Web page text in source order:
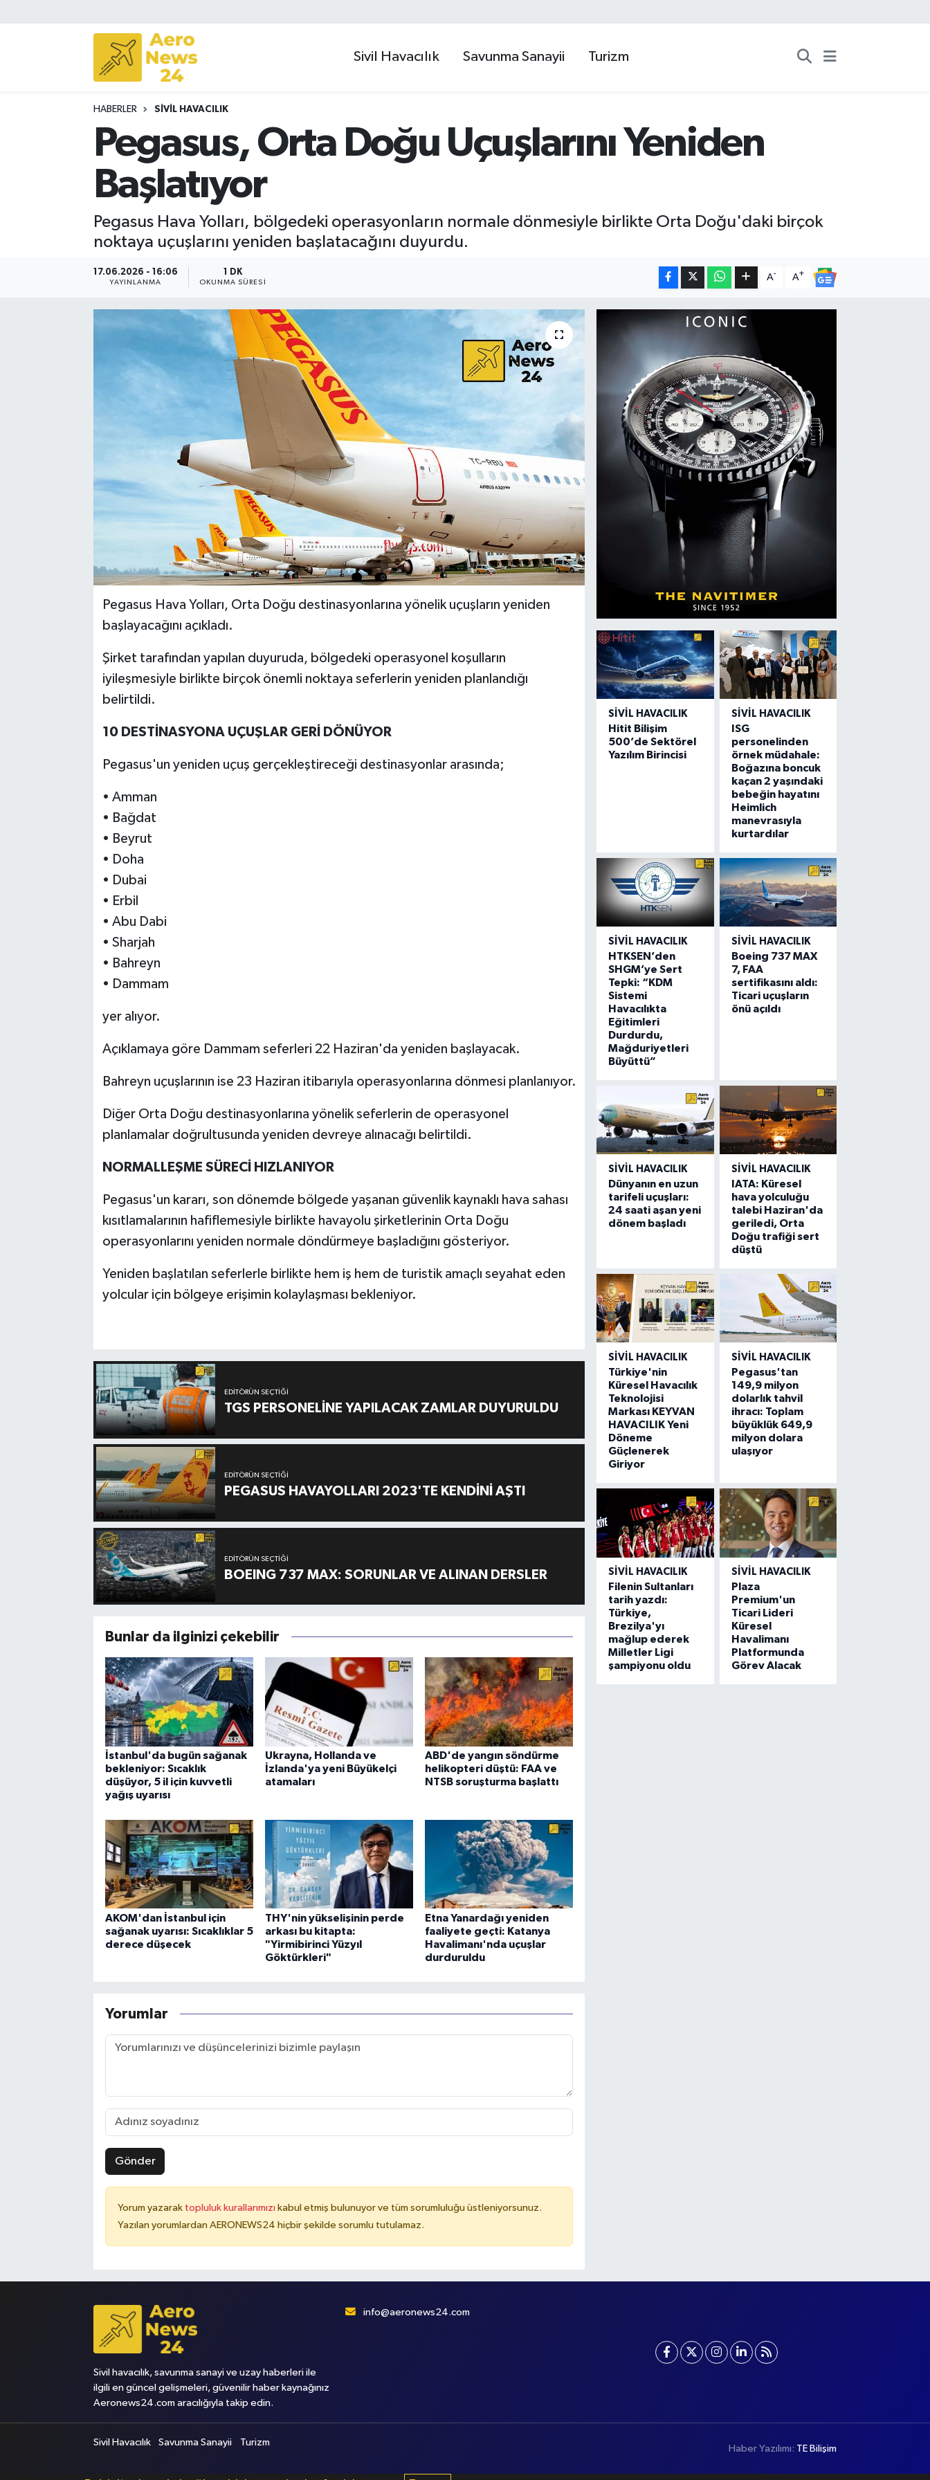
Sivil Havacılık Savunma Sanayii Turizm
HABERLER SIVIL HAVACILIK
Pegasus, Orta Doğu Uçuşlarını Yeniden
Başlatıyor
Pegasus Hava Yolları, bölgedeki operasyonların normale dönmesiyle birlikte Orta Doğu'daki birçok
noktaya uçuşlarını yeniden başlatacağını duyurdu.
17.06.2026 - 16:06
YAYINLANMA
1 DK
OKUNMA SÜRESI
A- A+
Pegasus Hava Yolları, Orta Doğu destinasyonlarına yönelik uçuşların yeniden
başlayacağını açıkladı.
Şirket tarafından yapılan duyuruda, bölgedeki operasyonel koşulların
iyileşmesiyle birlikte birçok önemli noktaya seferlerin yeniden planlandığı
belirtildi.
10 DESTİNASYONA UÇUŞLAR GERİ DÖNÜYOR
Pegasus'un yeniden uçuş gerçekleştireceği destinasyonlar arasında;
• Amman
• Bağdat
• Beyrut
• Doha
• Dubai
• Erbil
• Abu Dabi
• Sharjah
• Bahreyn
• Dammam
yer alıyor.
Açıklamaya göre Dammam seferleri 22 Haziran'da yeniden başlayacak.
Bahreyn uçuşlarının ise 23 Haziran itibarıyla operasyonlarına dönmesi planlanıyor.
Diğer Orta Doğu destinasyonlarına yönelik seferlerin de operasyonel
planlamalar doğrultusunda yeniden devreye alınacağı belirtildi.
NORMALLEŞME SÜRECİ HIZLANIYOR
Pegasus'un kararı, son dönemde bölgede yaşanan güvenlik kaynaklı hava sahası
kısıtlamalarının hafiflemesiyle birlikte havayolu şirketlerinin Orta Doğu
operasyonlarını yeniden normale döndürmeye başladığını gösteriyor.
Yeniden başlatılan seferlerle birlikte hem iş hem de turistik amaçlı seyahat eden
yolcular için bölgeye erişimin kolaylaşması bekleniyor.
EDITÖRÜN SEÇTIĞI
TGS PERSONELİNE YAPILACAK ZAMLAR DUYURULDU
EDITÖRÜN SEÇTIĞI
PEGASUS HAVAYOLLARI 2023'TE KENDİNİ AŞTI
EDITÖRÜN SEÇTIĞI
BOEING 737 MAX: SORUNLAR VE ALINAN DERSLER
Bunlar da ilginizi çekebilir
İstanbul'da bugün sağanak
bekleniyor: Sıcaklık
düşüyor, 5 il için kuvvetli
yağış uyarısı
Ukrayna, Hollanda ve
İzlanda'ya yeni Büyükelçi
atamaları
ABD'de yangın söndürme
helikopteri düştü: FAA ve
NTSB soruşturma başlattı
AKOM'dan İstanbul için
sağanak uyarısı: Sıcaklıklar 5
derece düşecek
THY'nin yükselişinin perde
arkası bu kitapta:
"Yirmibirinci Yüzyıl
Göktürkleri"
Etna Yanardağı yeniden
faaliyete geçti: Katanya
Havalimanı'nda uçuşlar
durduruldu
Yorumlar
Gönder
Yorum yazarak topluluk kurallarımızı kabul etmiş bulunuyor ve tüm sorumluluğu üstleniyorsunuz.
Yazılan yorumlardan AERONEWS24 hiçbir şekilde sorumlu tutulamaz.
SIVIL HAVACILIK
Hitit Bilişim
500’de Sektörel
Yazılım Birincisi
SIVIL HAVACILIK
ISG
personelinden
örnek müdahale:
Boğazına boncuk
kaçan 2 yaşındaki
bebeğin hayatını
Heimlich
manevrasıyla
kurtardılar
SIVIL HAVACILIK
HTKSEN’den
SHGM’ye Sert
Tepki: “KDM
Sistemi
Havacılıkta
Eğitimleri
Durdurdu,
Mağduriyetleri
Büyüttü”
SIVIL HAVACILIK
Boeing 737 MAX
7, FAA
sertifikasını aldı:
Ticari uçuşların
önü açıldı
SIVIL HAVACILIK
Dünyanın en uzun
tarifeli uçuşları:
24 saati aşan yeni
dönem başladı
SIVIL HAVACILIK
IATA: Küresel
hava yolculuğu
talebi Haziran'da
geriledi, Orta
Doğu trafiği sert
düştü
SIVIL HAVACILIK
Türkiye'nin
Küresel Havacılık
Teknolojisi
Markası KEYVAN
HAVACILIK Yeni
Döneme
Güçlenerek
Giriyor
SIVIL HAVACILIK
Pegasus'tan
149,9 milyon
dolarlık tahvil
ihracı: Toplam
büyüklük 649,9
milyon dolara
ulaşıyor
SIVIL HAVACILIK
Filenin Sultanları
tarih yazdı:
Türkiye,
Brezilya'yı
mağlup ederek
Milletler Ligi
şampiyonu oldu
SIVIL HAVACILIK
Plaza
Premium'un
Ticari Lideri
Küresel
Havalimanı
Platformunda
Görev Alacak
Sivil havacılık, savunma sanayi ve uzay haberleri ile
ilgili en güncel gelişmeleri, güvenilir haber kaynağınız
Aeronews24.com aracılığıyla takip edin.
info@aeronews24.com
Sivil Havacılık Savunma Sanayii Turizm
Haber Yazılımı: TE Bilişim
Sivil Havacılık